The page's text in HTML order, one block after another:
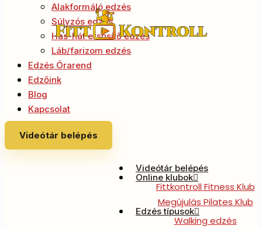
Alakformáló edzés
Súlyzós edzés
Has-hát ersősítő edzés
Láb/farizom edzés
Edzés Órarend
Edzőink
Blog
Kapcsolat
Videótár belépés
Videótár belépés
Online klubok
Fittkontroll Fitness Klub
Megújulás Pilates Klub
Edzés típusok
Walking edzés